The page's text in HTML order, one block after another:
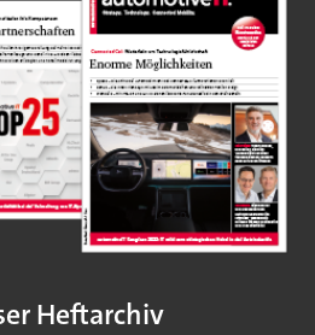
Heftarchiv